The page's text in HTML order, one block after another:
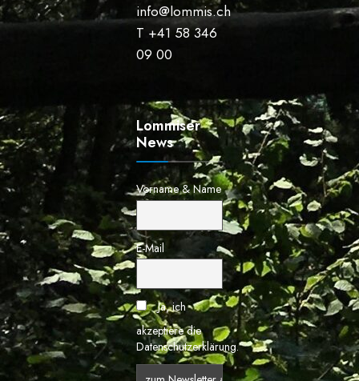
info@lommis.ch
T +41 58 346
09 00
Lommiser
News
Vorname & Name
E-Mail
Ja, ich
akzeptiere die
Datenschutzerklärung.